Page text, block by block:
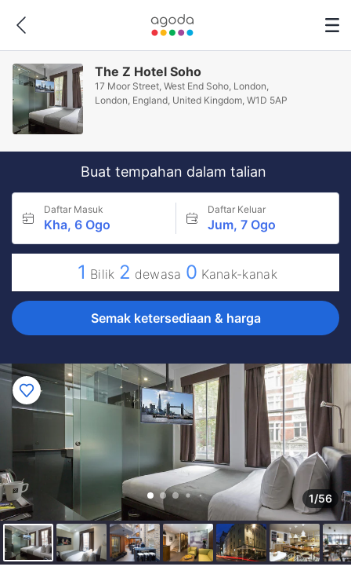
The Z Hotel Soho
17 Moor Street, West End Soho, London,
London, England, United Kingdom, W1D 5AP
Buat tempahan dalam talian
Daftar Masuk
Kha, 6 Ogo
Daftar Keluar
Jum, 7 Ogo
1 Bilik 2 dewasa 0 Kanak-kanak
Semak ketersediaan & harga
1/56